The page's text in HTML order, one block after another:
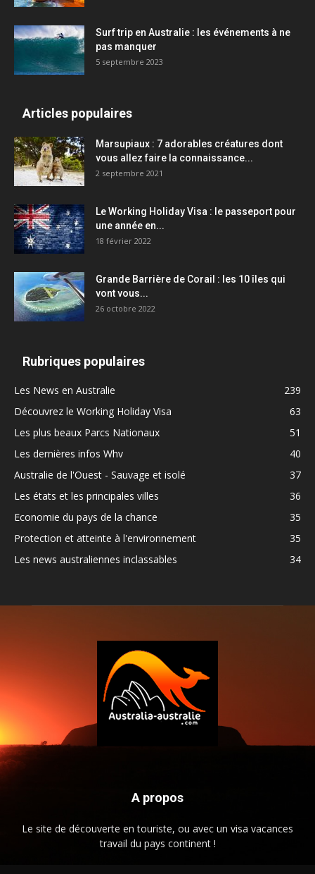
Surf trip en Australie : les événements à ne
pas manquer
5 septembre 2023
Articles populaires
Marsupiaux : 7 adorables créatures dont
vous allez faire la connaissance...
2 septembre 2021
Le Working Holiday Visa : le passeport pour
une année en...
18 février 2022
Grande Barrière de Corail : les 10 îles qui
vont vous...
26 octobre 2022
Rubriques populaires
Les News en Australie
239
Découvrez le Working Holiday Visa
63
Les plus beaux Parcs Nationaux
51
Les dernières infos Whv
40
Australie de l'Ouest - Sauvage et isolé
37
Les états et les principales villes
36
Economie du pays de la chance
35
Protection et atteinte à l'environnement
35
Les news australiennes inclassables
34
A propos
Le site de découverte en touriste, ou avec un visa vacances
travail du pays continent !